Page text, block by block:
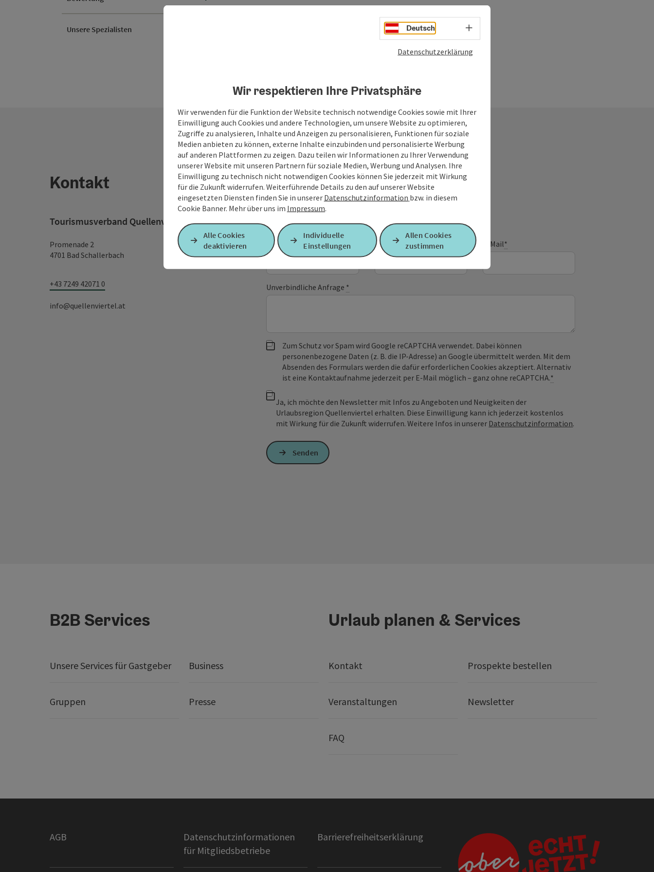
Unsere Spezialisten
gibt 2 Ferienwohnungen und 5 Doppelzimmer, von
denen 2 Zimmer auch als Familienzimmer mit Kochnische
Sonnenterrasse, der Penthouse Wohnung mit Blick auf
Kontakt
Tourismusverband Quellenviertel
Promenade 2
4701 Bad Schallerbach
+43 7249 42071 0
info@quellenviertel.at
Ihre Nachricht
Vorname Nachname E-Mail*
Unverbindliche Anfrage *
Zum Schutz vor Spam wird Google reCAPTCHA verwendet. Dabei können
personenbezogene Daten (z. B. die IP-Adresse) an Google übermittelt werden. Mit dem
Absenden des Formulars werden die dafür erforderlichen Cookies akzeptiert. Alternativ
ist eine Kontaktaufnahme jederzeit per E-Mail möglich – ganz ohne reCAPTCHA.*
Ja, ich möchte den Newsletter mit Infos zu Angeboten und Neuigkeiten der
Urlaubsregion Quellenviertel erhalten. Diese Einwilligung kann ich jederzeit kostenlos
mit Wirkung für die Zukunft widerrufen. Weitere Infos in unserer Datenschutzinformation.
Senden
B2B Services
Unsere Services für Gastgeber Business
Gruppen Presse
Urlaub planen & Services
Kontakt Prospekte bestellen
Veranstaltungen Newsletter
FAQ
AGB
Datenschutzinformationen
für Mitgliedsbetriebe
Barrierefreiheitserklärung
Deutsch Sprachwahl - Menü öffnen
Datenschutzerklärung
Wir respektieren Ihre Privatsphäre
Wir verwenden für die Funktion der Website technisch notwendige Cookies sowie mit Ihrer
Einwilligung auch Cookies und andere Technologien, um unsere Website zu optimieren,
Zugriffe zu analysieren, Inhalte und Anzeigen zu personalisieren, Funktionen für soziale
Medien anbieten zu können, externe Inhalte einzubinden und personalisierte Werbung
auf anderen Plattformen zu zeigen. Dazu teilen wir Informationen zu Ihrer Verwendung
unserer Website mit unseren Partnern für soziale Medien, Werbung und Analysen. Ihre
Einwilligung zu technisch nicht notwendigen Cookies können Sie jederzeit mit Wirkung
für die Zukunft widerrufen. Weiterführende Details zu den auf unserer Website
eingesetzten Diensten finden Sie in unserer Datenschutzinformation bzw. in diesem
Cookie Banner. Mehr über uns im Impressum.
Alle Cookies
deaktivieren
Individuelle
Einstellungen
Allen Cookies
zustimmen